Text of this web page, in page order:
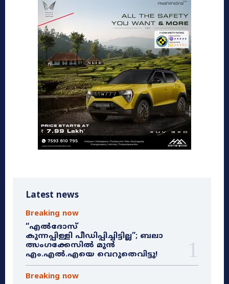
Latest news
Breaking now
“എൽദോസ്
കുന്നപ്പിള്ളി പീഡിപ്പിച്ചിട്ടില്ല”; ബലാ
ത്സംഗക്കേസിൽ മുൻ
എം.എൽ.എയെ വെറുതെവിട്ടു!
Breaking now